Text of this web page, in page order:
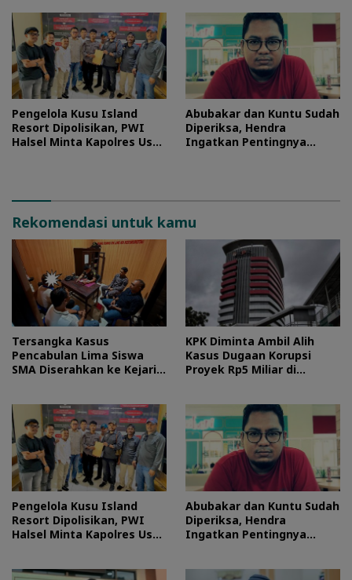
Pengelola Kusu Island
Resort Dipolisikan, PWI
Halsel Minta Kapolres Usut
Abubakar dan Kuntu Sudah
Diperiksa, Hendra
Ingatkan Pentingnya
Rekomendasi untuk kamu
Tersangka Kasus
Pencabulan Lima Siswa
SMA Diserahkan ke Kejari
KPK Diminta Ambil Alih
Kasus Dugaan Korupsi
Proyek Rp5 Miliar di
Pengelola Kusu Island
Resort Dipolisikan, PWI
Halsel Minta Kapolres Usut
Abubakar dan Kuntu Sudah
Diperiksa, Hendra
Ingatkan Pentingnya